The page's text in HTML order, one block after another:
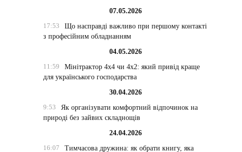
07.05.2026
17:53
Що насправді важливо при першому контакті
з професійним обладнанням
04.05.2026
11:59
Мінітрактор 4х4 чи 4х2: який привід краще
для українського господарства
30.04.2026
9:53
Як організувати комфортний відпочинок на
природі без зайвих складнощів
24.04.2026
16:07
Тимчасова дружина: як обрати книгу, яка